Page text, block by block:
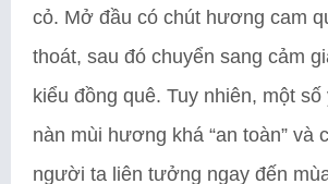
cỏ. Mở đầu có chút hương cam
thoát, sau đó chuyển sang cảm
kiểu đồng quê. Tuy nhiên, một số
nàn mùi hương khá “an toàn” và
người ta liên tưởng ngay đến